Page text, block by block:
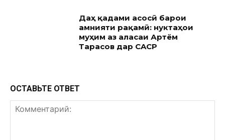
Даҳ қадами асосӣ барои
амнияти рақамӣ: нуктаҳои
муҳим аз ҷаласаи Артём
Тарасов дар CACP
ОСТАВЬТЕ ОТВЕТ